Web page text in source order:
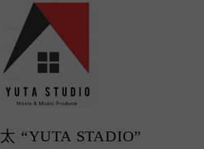
“YUTA STADIO”